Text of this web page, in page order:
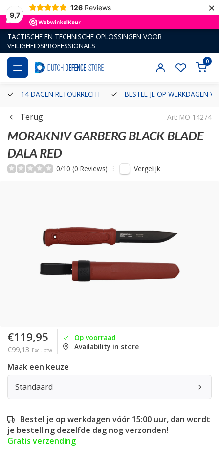
9,7
126 Reviews ×
TACTISCHE EN TECHNISCHE OPLOSSINGEN VOOR
VEILIGHEIDSPROFESSIONALS
0
14 DAGEN RETOURRECHT BESTEL JE OP WERKDAGEN
Terug Art: MO 14274
MORAKNIV GARBERG BLACK BLADE
DALA RED
0/10 (0 Reviews) Vergelijk
€119,95
€99,13 Excl. btw
Op voorraad
Availability in store
Maak een keuze
Standaard
Bestel je op werkdagen vóór 15:00 uur, dan wordt
je bestelling dezelfde dag nog verzonden!
Gratis verzending